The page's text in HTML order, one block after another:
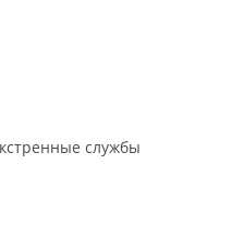
службы